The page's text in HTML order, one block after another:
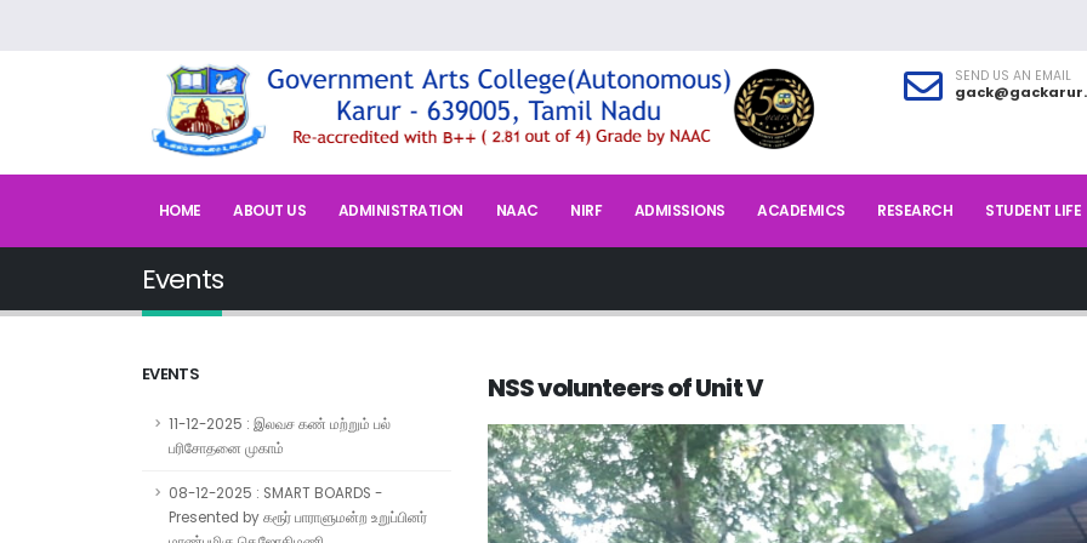
SEND US AN EMAIL
HOME ABOUT US ADMINISTRATION NAAC NIRF ADMISSIONS ACADEMICS RESEARCH STUDENT LIFE
Events
EVENTS
11-12-2025 : இலவச கண் மற்றும் பல்
பரிசோதனை முகாம்
08-12-2025 : SMART BOARDS -
Presented by கரூர் பாராளுமன்ற உறுப்பினர்
NSS volunteers of Unit V